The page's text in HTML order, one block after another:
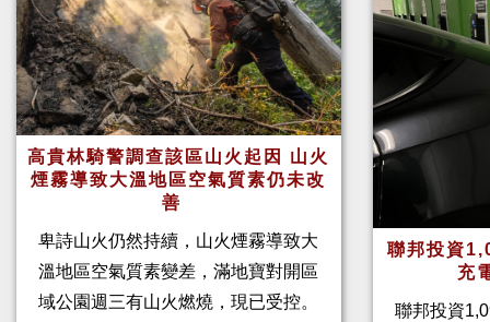
高貴林騎警調查該區山火起因 山火
煙霧導致大溫地區空氣質素仍未改
善
卑詩山火仍然持續，山火煙霧導致大
溫地區空氣質素變差，滿地寶對開區
域公園週三有山火燃燒，現已受控。
聯邦投資
充
聯邦投資